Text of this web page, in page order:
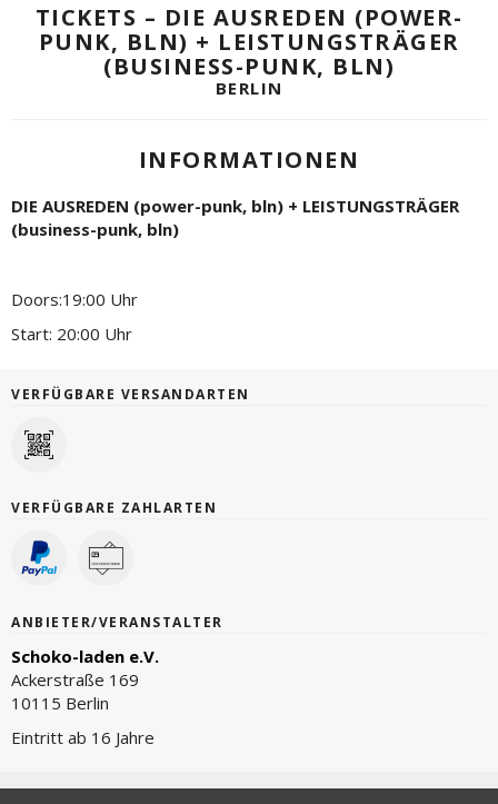
TICKETS – DIE AUSREDEN (POWER-
PUNK, BLN) + LEISTUNGSTRÄGER
(BUSINESS-PUNK, BLN)
BERLIN
INFORMATIONEN
DIE AUSREDEN (power-punk, bln) + LEISTUNGSTRÄGER
(business-punk, bln)
Doors:19:00 Uhr
Start: 20:00 Uhr
VERFÜGBARE VERSANDARTEN
VERFÜGBARE ZAHLARTEN
ANBIETER/VERANSTALTER
Schoko-laden e.V.
Ackerstraße 169
10115 Berlin
Eintritt ab 16 Jahre